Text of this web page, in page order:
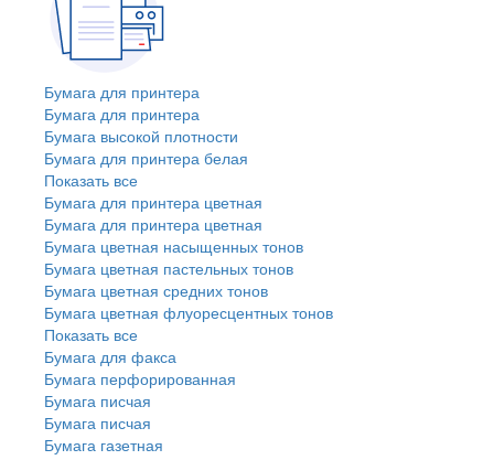
Бумага для принтера
Бумага для принтера
Бумага высокой плотности
Бумага для принтера белая
Показать все
Бумага для принтера цветная
Бумага для принтера цветная
Бумага цветная насыщенных тонов
Бумага цветная пастельных тонов
Бумага цветная средних тонов
Бумага цветная флуоресцентных тонов
Показать все
Бумага для факса
Бумага перфорированная
Бумага писчая
Бумага писчая
Бумага газетная